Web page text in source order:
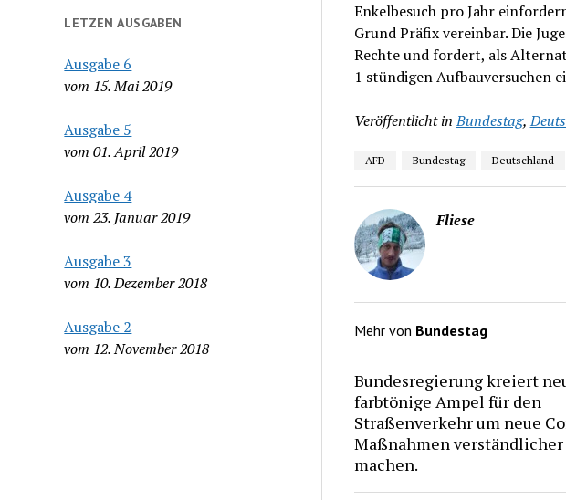
LETZEN AUSGABEN
Ausgabe 6
vom 15. Mai 2019
Ausgabe 5
vom 01. April 2019
Ausgabe 4
vom 23. Januar 2019
Ausgabe 3
vom 10. Dezember 2018
Ausgabe 2
vom 12. November 2018
Enkelbesuch pro Jahr
Grund Präfix vereinbar. Die
Rechte und fordert, als
1 stündigen Aufbauversuchen
Veröffentlicht in Bundestag,
AFD Bundestag Deutschland
Fliese
Mehr von Bundestag
Bundesregierung kreiert
farbtönige Ampel für den
Straßenverkehr um neue
Maßnahmen verständlicher
machen.